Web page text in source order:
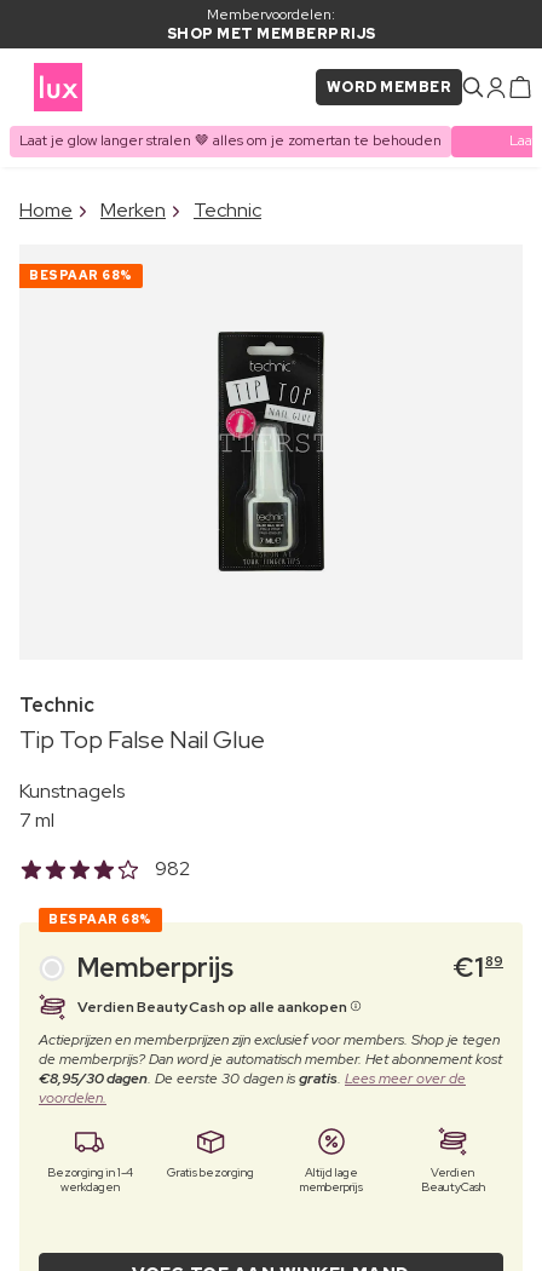
Membervoordelen:
SHOP MET MEMBERPRIJS
WORD MEMBER
Laat je glow langer stralen 🤎 alles om je zomertan te behouden
ITEM TOEGEVOEGD AAN
Home Merken Technic
BESPAAR 68%
Technic
Tip Top False Nail Glue
Kunstnagels
7 ml
982
BESPAAR 68%
Memberprijs €189
Verdien BeautyCash op alle aankopen
Actieprijzen en memberprijzen zijn exclusief voor members. Shop je tegen
de memberprijs? Dan word je automatisch member. Het abonnement kost
€8,95/30 dagen. De eerste 30 dagen isgratis. Lees meer over de
voordelen.
Bezorging in 1-4
werkdagen
Gratis bezorging
Altijd lage
memberprijs
Verdien
BeautyCash